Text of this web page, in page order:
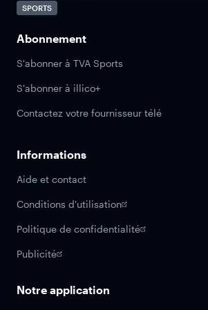
SPORTS
Abonnement
S'abonner à TVA Sports
S'abonner à illico+
Contactez votre fournisseur télé
Informations
Aide et contact
Conditions d'utilisation
Politique de confidentialité
Publicité
Notre application